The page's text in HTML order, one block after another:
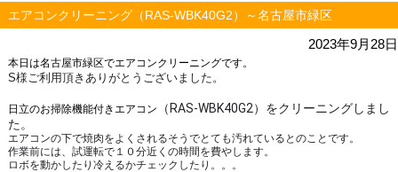
エアコンクリーニング（RAS-WBK40G2）～名古屋市緑区
2023年9月28日
本日は名古屋市緑区でエアコンクリーニングです。
S様ご利用頂きありがとうございました。
日立のお掃除機能付きエアコン
（RAS-WBK40G2）をクリーニングしまし
た。
エアコンの下で焼肉をよくされるそうでとても汚れているとのことです。
作業前には、試運転で１０分近くの時間を費やします。
ロボを動かしたり冷えるかチェックしたり。。。